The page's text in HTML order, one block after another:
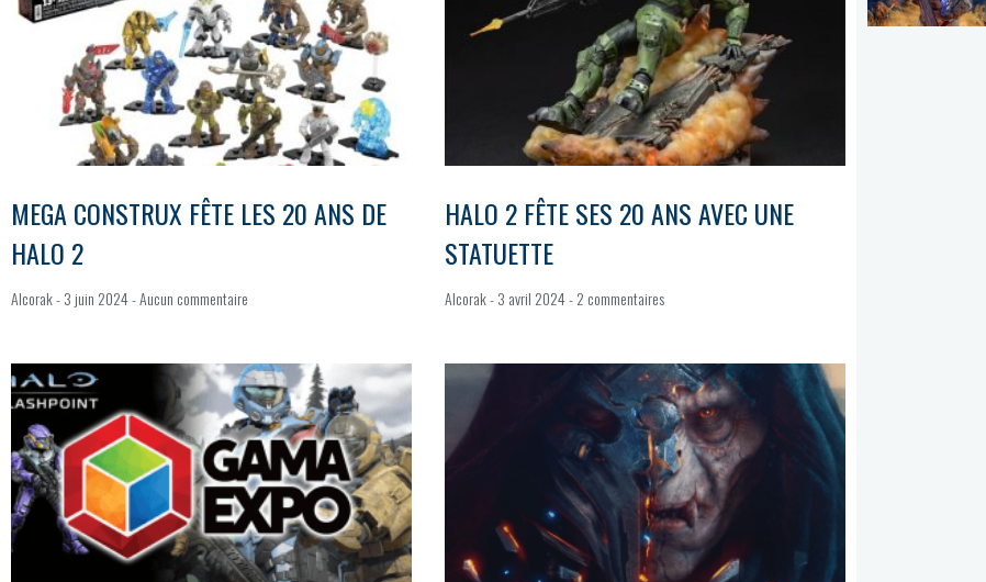
MEGA CONSTRUX FÊTE LES 20 ANS DE
HALO 2
Alcorak 3 juin 2024 Aucun commentaire
HALO 2 FÊTE SES 20 ANS AVEC UNE
STATUETTE
Alcorak 3 avril 2024 2 commentaires